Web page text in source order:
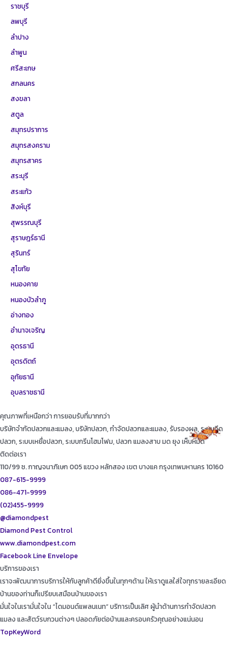
ราชบุรี
ลพบุรี
ลำปาง
ลำพูน
ศรีสะเกษ
สกลนคร
สงขลา
สตูล
สมุทรปราการ
สมุทรสงคราม
สมุทรสาคร
สระบุรี
สระแก้ว
สิงห์บุรี
สุพรรณบุรี
สุราษฎร์ธานี
สุรินทร์
สุโขทัย
หนองคาย
หนองบัวลำภู
อ่างทอง
อำนาจเจริญ
อุดรธานี
อุตรดิตถ์
อุทัยธานี
อุบลราชธานี
คุณภาพที่เหนือกว่า การยอมรับที่มากกว่า
บริษัทจำกัดปลวกและแมลง, บริษัทปลวก, กำจัดปลวกและแมลง, รับรองผล, ระบบฉีด
ปลวก, ระบบเหยื่อปลวก, ระบบกรีนโฮมโฟม, ปลวก แมลงสาบ มด ยุง เห็บหมัด
ติดต่อเรา
110/99 ซ. กาญจนาภิเษก 005 แขวง หลักสอง เขต บางแค กรุงเทพมหานคร 10160
087-615-9999
086-471-9999
(02)455-9999
@diamondpest
Diamond Pest Control
www.diamondpest.com
Facebook Line Envelope
บริการของเรา
เราจะพัฒนาการบริการให้กับลูกค้าดียิ่งขึ้นในทุกๆด้าน ให้เราดูแลใส่ใจทุกรายละเอียด
บ้านของท่านก็เปรียบเสมือนบ้านของเรา
มั่นใจในเรามั่นใจใน “ไดมอนด์แพลนเนท” บริการเป็นเลิศ ผู้นำด้านการกำจัดปลวก
แมลง และสัตว์รบกวนต่างๆ ปลอดภัยต่อบ้านและครอบครัวคุณอย่างแน่นอน
TopKeyWord